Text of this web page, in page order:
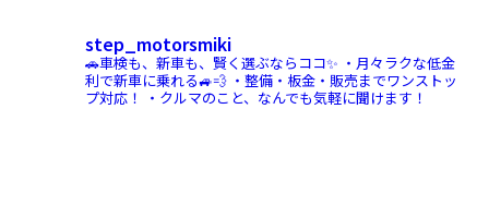
step_motorsmiki
🚗車検も、新車も、賢く選ぶならココ✨ ・月々ラクな低金
利で新車に乗れる🚙💨 ・整備・板金・販売までワンストッ
プ対応！
・クルマのこと、なんでも気軽に聞けます！